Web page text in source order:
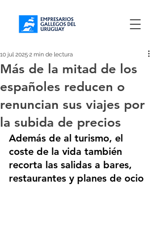
Más de la mitad de los
españoles reducen o
renuncian sus viajes por
la subida de precios
10 jul 2025 2 min de lectura
Además de al turismo, el
coste de la vida también
recorta las salidas a bares,
restaurantes y planes de ocio